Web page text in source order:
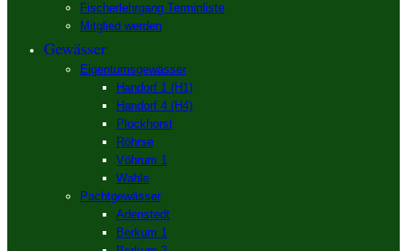
Fischerlehrgang Terminliste
Mitglied werden
Gewässer
Eigentumsgewässer
Handorf 1 (H1)
Handorf 4 (H4)
Plockhorst
Röhrse
Vöhrum 1
Wahle
Pachtgewässer
Adenstedt
Berkum 1